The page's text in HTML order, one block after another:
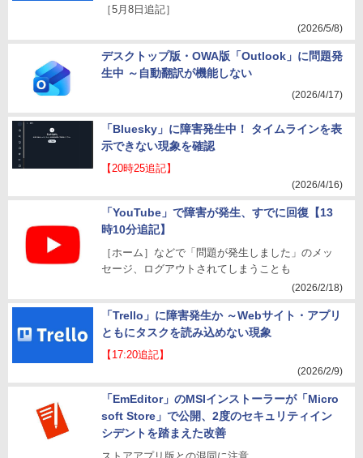
［5月8日追記］
(2026/5/8)
デスクトップ版・OWA版「Outlook」に問題発
生中 ～自動翻訳が機能しない
(2026/4/17)
「Bluesky」に障害発生中！ タイムラインを表
示できない現象を確認
【20時25追記】
(2026/4/16)
「YouTube」で障害が発生、すでに回復【13
時10分追記】
［ホーム］などで「問題が発生しました」のメッ
セージ、ログアウトされてしまうことも
(2026/2/18)
「Trello」に障害発生か ～Webサイト・アプリ
ともにタスクを読み込めない現象
【17:20追記】
(2026/2/9)
「EmEditor」のMSIインストーラーが「Micro
soft Store」で公開、2度のセキュリティイン
シデントを踏まえた改善